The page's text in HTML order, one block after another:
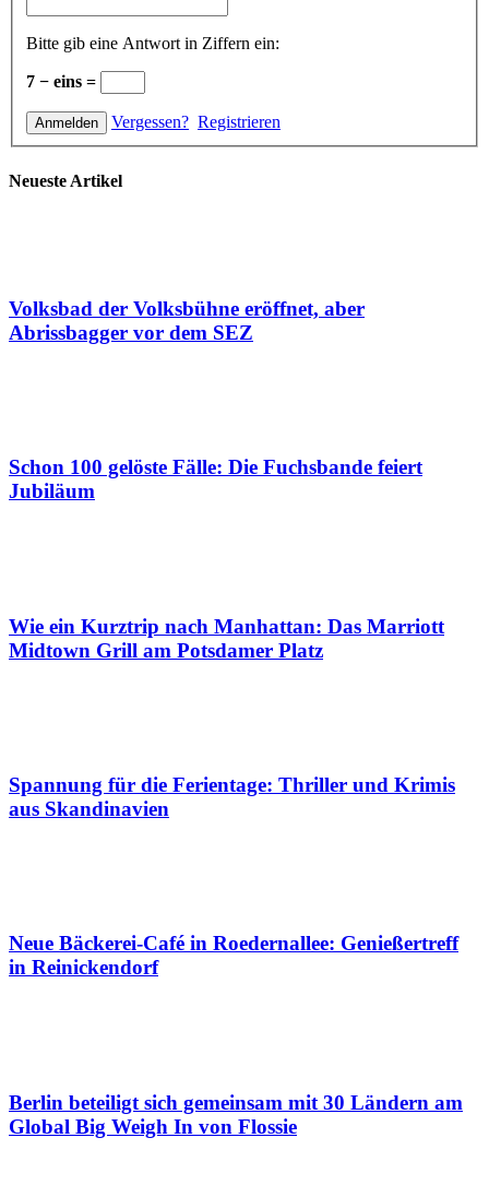
Bitte gib eine Antwort in Ziffern ein:
7 − eins =
Vergessen? Registrieren
Neueste Artikel
Volksbad der Volksbühne eröffnet, aber
Abrissbagger vor dem SEZ
Schon 100 gelöste Fälle: Die Fuchsbande feiert
Jubiläum
Wie ein Kurztrip nach Manhattan: Das Marriott
Midtown Grill am Potsdamer Platz
Spannung für die Ferientage: Thriller und Krimis
aus Skandinavien
Neue Bäckerei-Café in Roedernallee: Genießertreff
in Reinickendorf
Berlin beteiligt sich gemeinsam mit 30 Ländern am
Global Big Weigh In von Flossie